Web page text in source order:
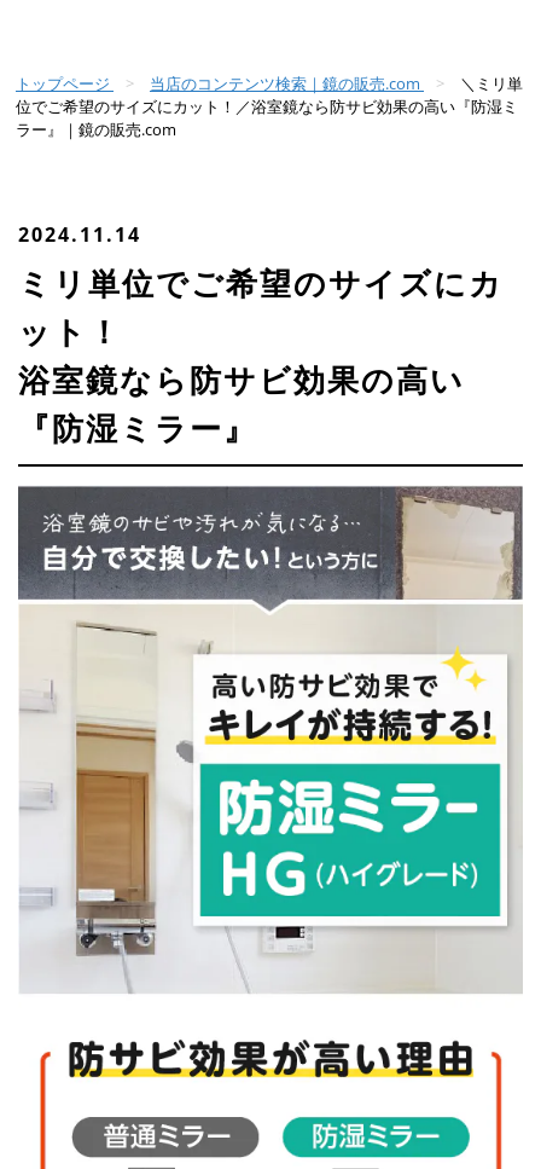
トップページ 当店のコンテンツ検索｜鏡の販売.com
＼ミリ単
位でご希望のサイズにカット！／浴室鏡なら防サビ効果の高い『防湿ミ
ラー』｜鏡の販売.com
2024.11.14
ミリ単位でご希望のサイズにカ
ット！
浴室鏡なら防サビ効果の高い
『防湿ミラー』